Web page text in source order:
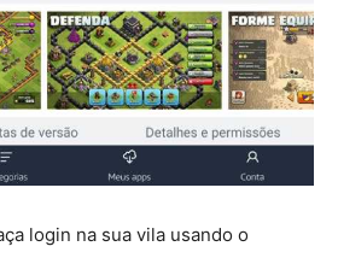
login na sua vila usando o